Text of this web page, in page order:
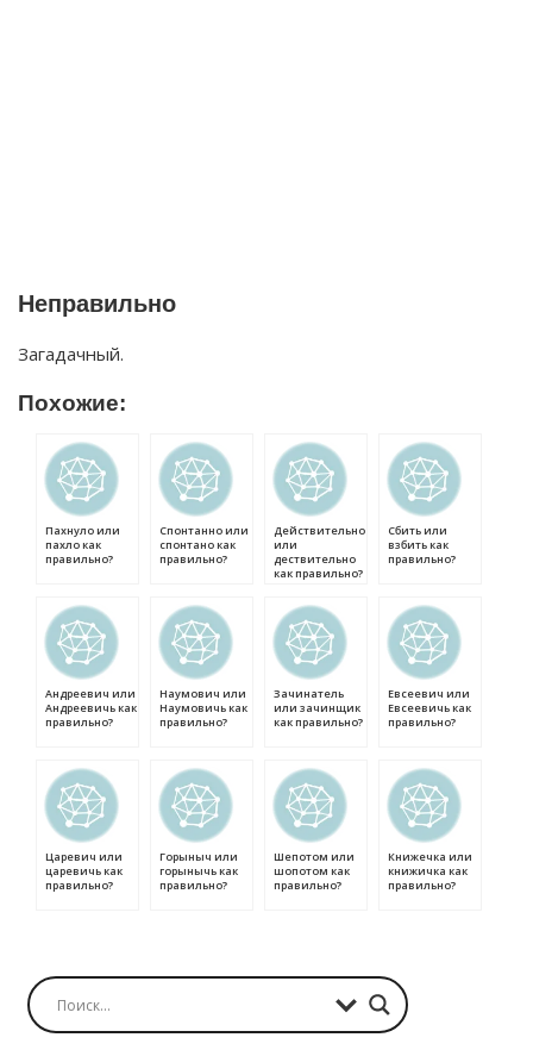
Неправильно
Загадачный.
Похожие:
Пахнуло или
пахло как
правильно?
Спонтанно или
спонтано как
правильно?
Действительно
или
дествительно
как правильно?
Сбить или
взбить как
правильно?
Андреевич или
Андреевичь как
правильно?
Наумович или
Наумовичь как
правильно?
Зачинатель
или зачинщик
как правильно?
Евсеевич или
Евсеевичь как
правильно?
Царевич или
царевичь как
правильно?
Горыныч или
горынычь как
правильно?
Шепотом или
шопотом как
правильно?
Книжечка или
книжичка как
правильно?